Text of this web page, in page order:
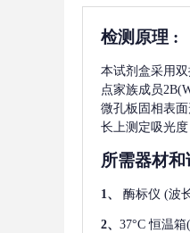
检测原理 :
本试剂盒采用
点家族成员
微孔板固相表
长上测定吸光
所需器材和
1、 酶标仪 (波
2、 37°C 恒温